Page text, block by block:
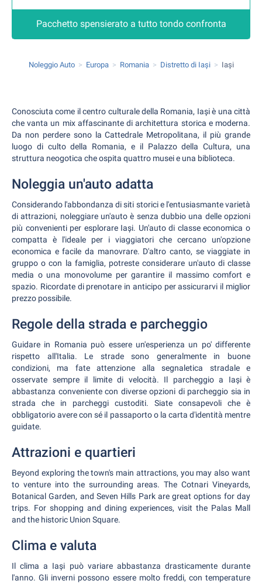
Pacchetto spensierato a tutto tondo confronta
Noleggio Auto Europa Romania Distretto di Iași Iași
Conosciuta come il centro culturale della Romania, Iași è una città
che vanta un mix affascinante di architettura storica e moderna.
Da non perdere sono la Cattedrale Metropolitana, il più grande
luogo di culto della Romania, e il Palazzo della Cultura, una
struttura neogotica che ospita quattro musei e una biblioteca.
Noleggia un'auto adatta
Considerando l'abbondanza di siti storici e l'entusiasmante varietà
di attrazioni, noleggiare un'auto è senza dubbio una delle opzioni
più convenienti per esplorare Iași. Un'auto di classe economica o
compatta è l'ideale per i viaggiatori che cercano un'opzione
economica e facile da manovrare. D'altro canto, se viaggiate in
gruppo o con la famiglia, potreste considerare un'auto di classe
media o una monovolume per garantire il massimo comfort e
spazio. Ricordate di prenotare in anticipo per assicurarvi il miglior
prezzo possibile.
Regole della strada e parcheggio
Guidare in Romania può essere un'esperienza un po' differente
rispetto all'Italia. Le strade sono generalmente in buone
condizioni, ma fate attenzione alla segnaletica stradale e
osservate sempre il limite di velocità. Il parcheggio a Iași è
abbastanza conveniente con diverse opzioni di parcheggio sia in
strada che in parcheggi custoditi. Siate consapevoli che è
obbligatorio avere con sé il passaporto o la carta d'identità mentre
guidate.
Attrazioni e quartieri
Beyond exploring the town's main attractions, you may also want
to venture into the surrounding areas. The Cotnari Vineyards,
Botanical Garden, and Seven Hills Park are great options for day
trips. For shopping and dining experiences, visit the Palas Mall
and the historic Union Square.
Clima e valuta
Il clima a Iași può variare abbastanza drasticamente durante
l'anno. Gli inverni possono essere molto freddi, con temperature